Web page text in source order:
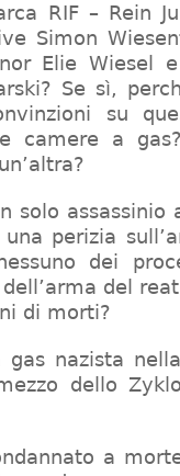
RIF – Rein
Simon
Elie Wiesel
Se sì,
su
camere a
solo assassinio
perizia
dei
del
di morti?
nazista
dello
a